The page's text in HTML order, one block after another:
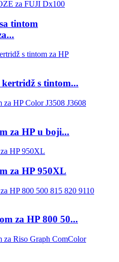
tintom
s tintom...
za HP u boji...
za HP 950XL
za HP 800 50...